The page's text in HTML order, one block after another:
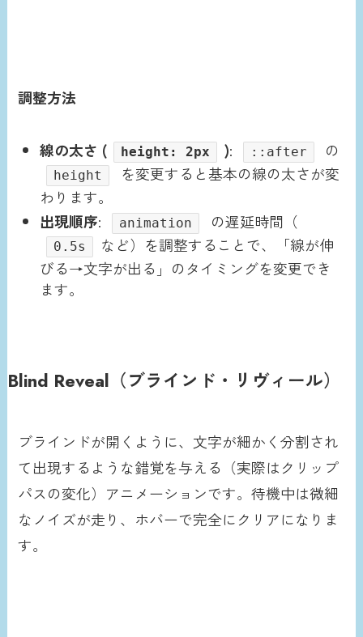
調整方法
線の太さ ( height: 2px ): ::after の
height
を変更すると基本の線の太さが変
わります。
出現順序: animation の遅延時間（
0.5s
など）を調整することで、「線が伸
びる→文字が出る」のタイミングを変更でき
ます。
Blind Reveal（ブラインド・リヴィール）
ブラインドが開くように、文字が細かく分割され
て出現するような錯覚を与える（実際はクリップ
パスの変化）アニメーションです。待機中は微細
なノイズが走り、ホバーで完全にクリアになりま
す。